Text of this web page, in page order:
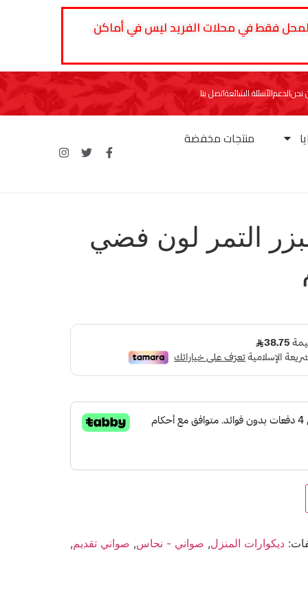
فقط في محلات الفريد ليس في أماكن
نحنالدعمالأسئلة الشائعةاتصل بنا
منتجات مخفضة
التمر لون فضي
ديكوارات المنزل, صواني - نحاس, صواني تقديم,